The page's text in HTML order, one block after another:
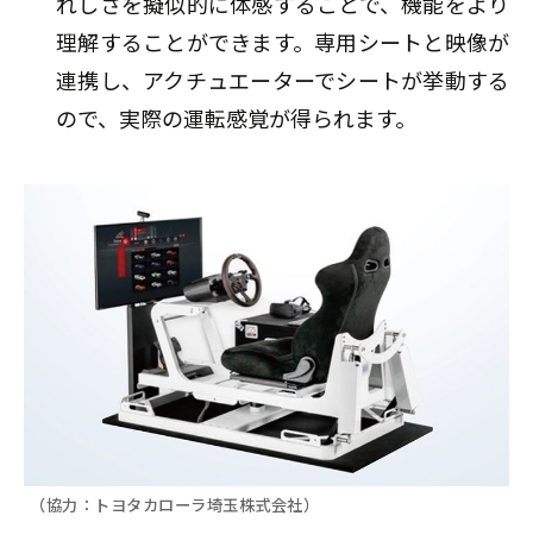
理解することができます。専用シートと映像が
連携し、アクチュエーターでシートが挙動する
ので、実際の運転感覚が得られます。
（協力：トヨタカローラ埼玉株式会社）